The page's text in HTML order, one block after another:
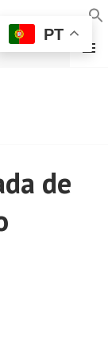
DE
MENU
de
PT